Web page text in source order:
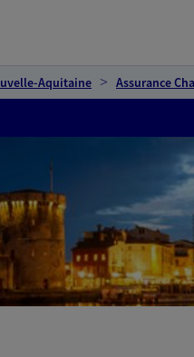
Aquitaine Assurance